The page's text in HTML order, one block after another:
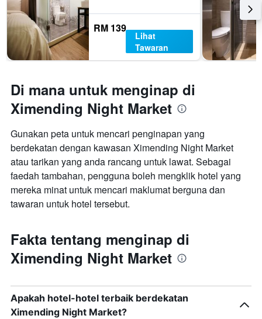
RM 139
Lihat
Tawaran
Di mana untuk menginap di
Ximending Night Market
Gunakan peta untuk mencari penginapan yang
berdekatan dengan kawasan Ximending Night Market
atau tarikan yang anda rancang untuk lawat. Sebagai
faedah tambahan, pengguna boleh mengklik hotel yang
mereka minat untuk mencari maklumat berguna dan
tawaran untuk hotel tersebut.
Fakta tentang menginap di
Ximending Night Market
Apakah hotel-hotel terbaik berdekatan
Ximending Night Market?